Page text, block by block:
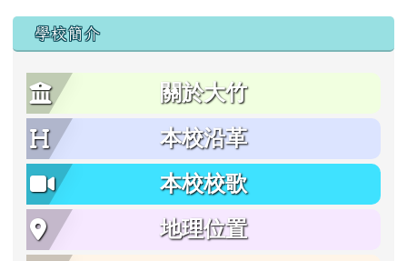
學校簡介
關於大竹
本校沿革
本校校歌
地理位置